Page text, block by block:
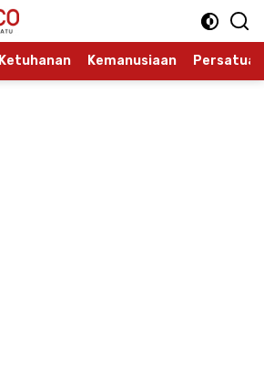
Ketuhanan Kemanusiaan Persatuan